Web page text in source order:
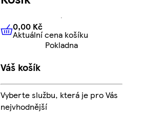
0,00 KčAktuální cena košíku
0,00 Kč
Aktuální cena košíku
Pokladna
Váš košík
Vyberte službu, která je pro Vás
nejvhodnější